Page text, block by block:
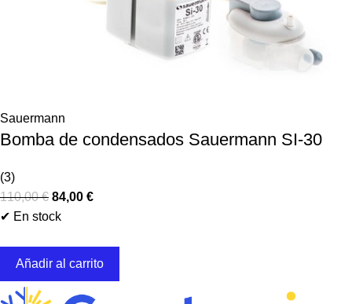
Sauermann
Bomba de condensados Sauermann SI-30
(3)
110,00€ 84,00 €
✔ En stock
Añadir al carrito